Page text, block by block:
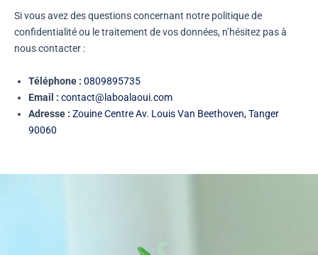
Si vous avez des questions concernant notre politique de
confidentialité ou le traitement de vos données, n’hésitez pas à
nous contacter :
Téléphone : 0809895735
Email : contact@laboalaoui.com
Adresse : Zouine Centre Av. Louis Van Beethoven, Tanger
90060